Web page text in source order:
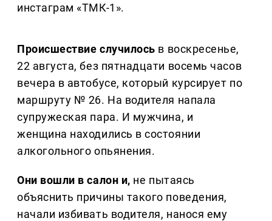
инстаграм «ТМК-1».
Происшествие случилось в воскресенье,
22 августа, без пятнадцати восемь часов
вечера в автобусе, который курсирует по
маршруту № 26. На водителя напала
супружеская пара. И мужчина, и
женщина находились в состоянии
алкогольного опьянения.
Они вошли в салон и, не пытаясь
объяснить причины такого поведения,
начали избивать водителя, нанося ему